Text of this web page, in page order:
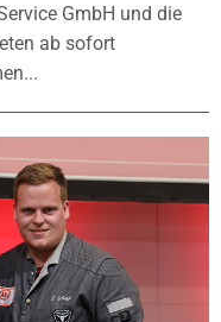
GmbH und die
ab sofort